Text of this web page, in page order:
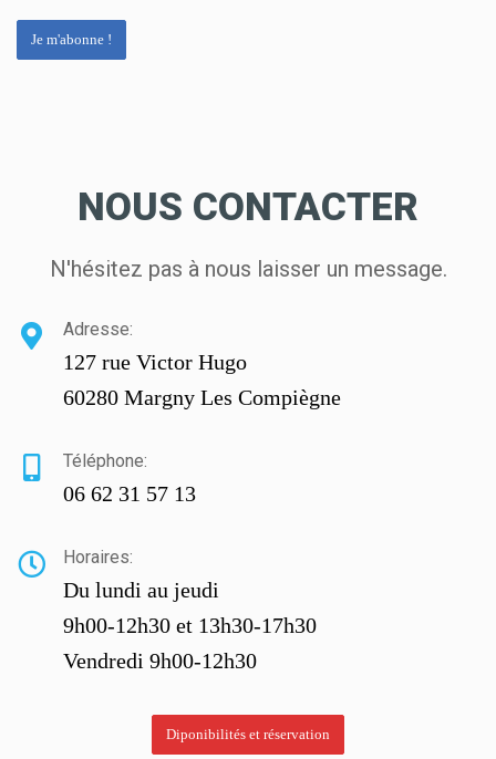
NOUS CONTACTER
N'hésitez pas à nous laisser un message.
Adresse:
127 rue Victor Hugo
60280 Margny Les Compiègne
Téléphone:
06 62 31 57 13
Horaires:
Du lundi au jeudi
9h00-12h30 et 13h30-17h30
Vendredi 9h00-12h30
Diponibilités et réservation